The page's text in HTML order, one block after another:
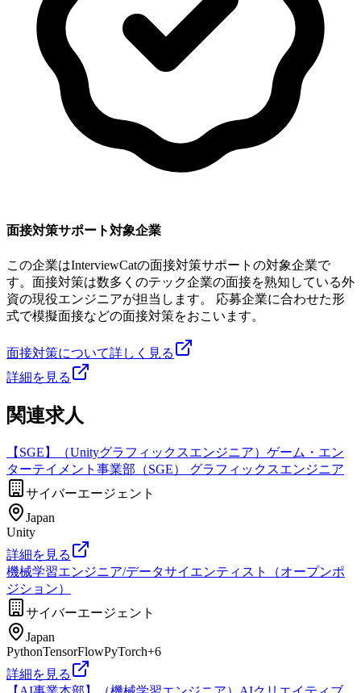
面接対策サポート対象企業
この企業はInterviewCatの面接対策サポートの対象企業で
す。面接対策は数多くのテック企業の面接を熟知している外
資の現役エンジニアが担当します。 応募企業に合わせた形
式で模擬面接などの面接対策をおこいます。
面接対策について詳しく見る
詳細を見る
関連求人
【SGE】（Unityグラフィックスエンジニア）ゲーム・エン
ターテイメント事業部（SGE） グラフィックスエンジニア
サイバーエージェント
Japan
Unity
詳細を見る
機械学習エンジニア/データサイエンティスト（オープンポ
ジション）
サイバーエージェント
Japan
PythonTensorFlowPyTorch+6
詳細を見る